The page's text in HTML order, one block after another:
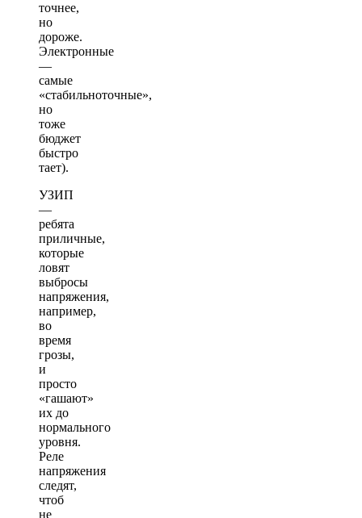
точнее,
но
дороже.
Электронные
—
самые
«стабильноточные»,
но
тоже
бюджет
быстро
тает).
УЗИП
—
ребята
приличные,
которые
ловят
выбросы
напряжения,
например,
во
время
грозы,
и
просто
«гашают»
их до
нормального
уровня.
Реле
напряжения
следят,
чтоб
не